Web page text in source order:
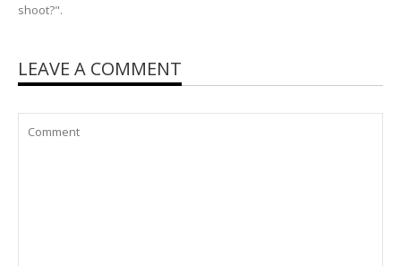
shoot?".
LEAVE A COMMENT